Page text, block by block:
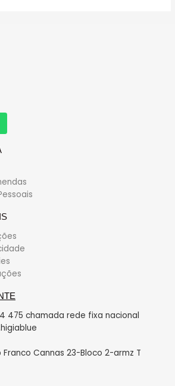
475 chamada rede fixa nacional
Franco Cannas 23-Bloco 2-armz T